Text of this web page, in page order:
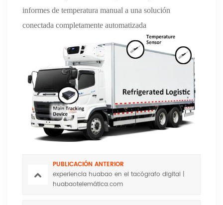
informes de temperatura manual a una solución
conectada completamente automatizada
PUBLICACIÓN ANTERIOR
experiencia huabao en el tacógrafo digital |
huabaotelemática.com